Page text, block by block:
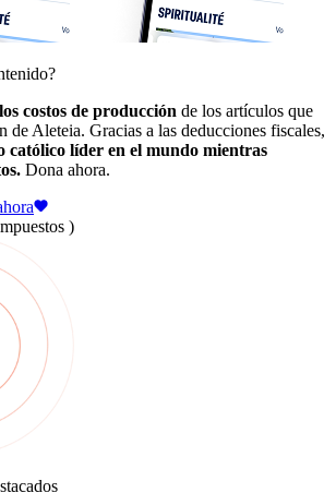
costos de producción de los artículos que
de Aleteia. Gracias a las deducciones fiscales,
católico líder en el mundo mientras
Dona ahora.
)